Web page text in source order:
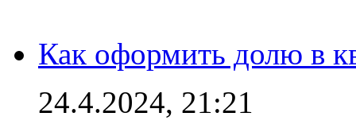
Как оформить долю в
24.4.2024, 21:21